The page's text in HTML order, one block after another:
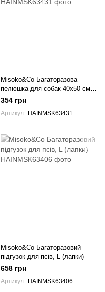
Misoko&Co Багаторазова
пелюшка для собак 40х50 см
(цуценята), mint
354 грн
Артикул HAINMSK63431
Misoko&Co Багаторазовий
підгузок для псів, L (лапки)
658 грн
Артикул HAINMSK63406